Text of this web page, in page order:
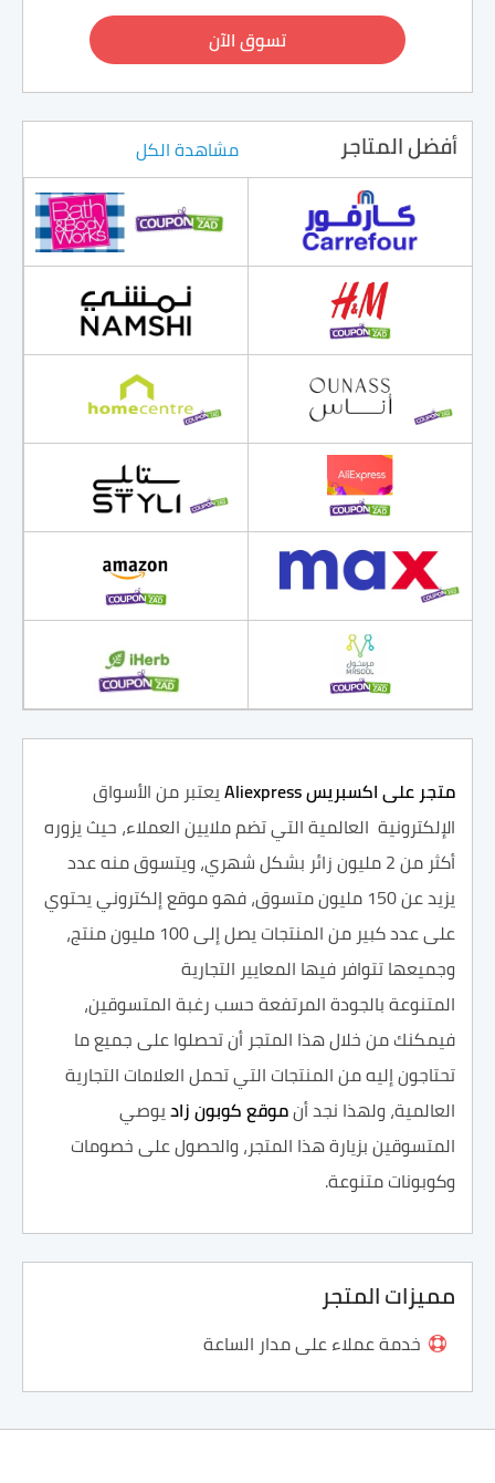
تسوق الآن
أفضل المتاجر مشاهدة الكل
متجر على اكسبريسAliexpressيعتبر من الأسواق
الإلكترونية العالمية التي تضم ملايين العملاء، حيث يزوره
أكثر من 2 مليون زائر بشكل شهري، ويتسوق منه عدد
يزيد عن 150 مليون متسوق، فهو موقع إلكتروني يحتوي
على عدد كبير من المنتجات يصل إلى 100 مليون منتج،
وجميعها تتوافر فيها المعايير التجارية
المتنوعة بالجودة المرتفعة حسب رغبة المتسوقين،
فيمكنك من خلال هذا المتجر أن تحصلوا على جميع ما
تحتاجون إليه من المنتجات التي تحمل العلامات التجارية
العالمية، ولهذا نجد أنموقع كوبون زاديوصي
المتسوقين بزيارة هذا المتجر، والحصول على خصومات
وكوبونات متنوعة.
مميزات المتجر
خدمة عملاء على مدار الساعة